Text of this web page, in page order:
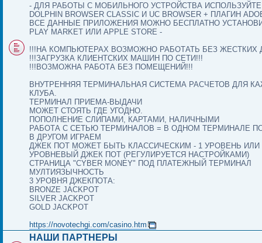
- ДЛЯ РАБОТЫ С МОБИЛЬНОГО УСТРОЙСТВА
DOLPHIN BROWSER CLASSIC И UC BROWSER + ПЛАГИН
ВСЕ ДАННЫЕ ПРИЛОЖЕНИЯ МОЖНО БЕСПЛАТНО
PLAY MARKET ИЛИ APPLE STORE -
!!!НА КОМПЬЮТЕРАХ ВОЗМОЖНО РАБОТАТЬ БЕЗ ЖЕСТКИХ
!!!ЗАГРУЗКА КЛИЕНТСКИХ МАШИН ПО СЕТИ!!!
!!!ВОЗМОЖНА РАБОТА БЕЗ ПОМЕЩЕНИЙ!!!
ВНУТРЕННЯЯ ТЕРМИНАЛЬНАЯ СИСТЕМА РАСЧЕТОВ ДЛЯ
КЛУБА.
ТЕРМИНАЛ ПРИЕМА-ВЫДАЧИ
МОЖЕТ СТОЯТЬ ГДЕ УГОДНО.
ПОПОЛНЕНИЕ СЛИПАМИ, КАРТАМИ, НАЛИЧНЫМИ
РАБОТА С СЕТЬЮ ТЕРМИНАЛОВ = В ОДНОМ ТЕРМИНАЛЕ
В ДРУГОМ ИГРАЕМ
ДЖЕК ПОТ МОЖЕТ БЫТЬ КЛАССИЧЕСКИМ - 1 УРОВЕНЬ ИЛИ
УРОВНЕВЫЙ ДЖЕК ПОТ (РЕГУЛИРУЕТСЯ НАСТРОЙКАМИ)
СТРАНИЦА "CYBER MONEY" ПОД ПЛАТЕЖНЫЙ ТЕРМИНАЛ
МУЛТИЯЗЫЧНОСТЬ
3 УРОВНЯ ДЖЕКПОТА:
BRONZE JACKPOT
SILVER JACKPOT
GOLD JACKPOT
https://novotechgi.com/casino.htm
НАШИ ПАРТНЕРЫ